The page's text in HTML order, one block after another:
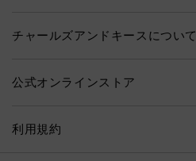
チャールズアンドキースについて
公式オンラインストア
利用規約